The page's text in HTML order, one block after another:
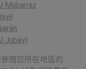
Mubarraz
Jubayl
閱您所在地區的